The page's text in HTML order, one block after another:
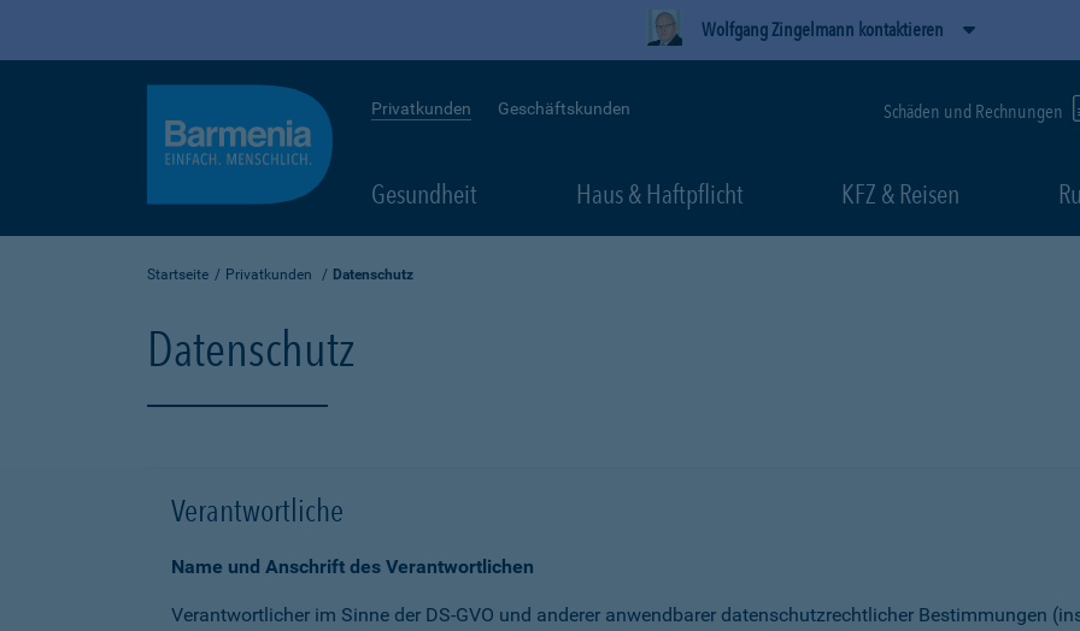
Wolfgang Zingelmann kontaktieren
Privatkunden Geschäftskunden Schäden und Rechnungen
Gesundheit Haus & Haftpflicht KFZ & Reisen
Startseite Privatkunden Datenschutz
Datenschutz
Verantwortliche
Name und Anschrift des Verantwortlichen
Verantwortlicher im Sinne der DS-GVO und anderer anwendbarer datenschutz­rechtlicher Bestimmungen